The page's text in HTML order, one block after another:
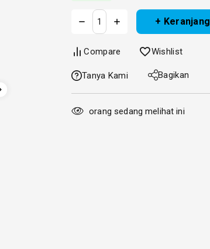
+ Keranjang
Compare Wishlist
Tanya Kami Bagikan
orang sedang melihat ini